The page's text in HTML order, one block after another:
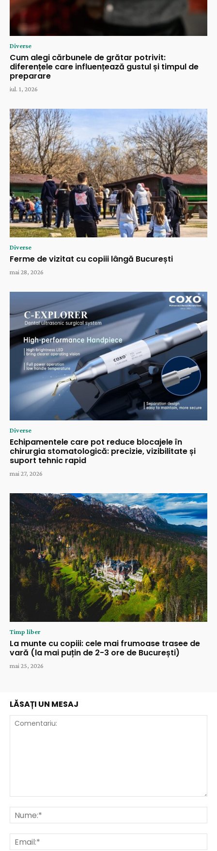
Diverse
Cum alegi cărbunele de grătar potrivit:
diferențele care influențează gustul și timpul de
preparare
iul. 1, 2026
Diverse
Ferme de vizitat cu copiii lângă București
mai 28, 2026
Diverse
Echipamentele care pot reduce blocajele în
chirurgia stomatologică: precizie, vizibilitate și
suport tehnic rapid
mai 27, 2026
Timp liber
La munte cu copiii: cele mai frumoase trasee de
vară (la mai puțin de 2-3 ore de București)
mai 25, 2026
LĂSAȚI UN MESAJ